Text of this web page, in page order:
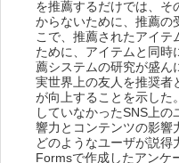
を推薦するだけでは、そ
からないために、推薦の
こで、推薦されたアイテ
ために、アイテムと同時
薦システムの研究が盛ん
実世界上の友人を推奨者
が向上することを示した
していなかったSNS上
響力とコンテンツの影響
どのようなユーザが説
Formsで作成したアンケ